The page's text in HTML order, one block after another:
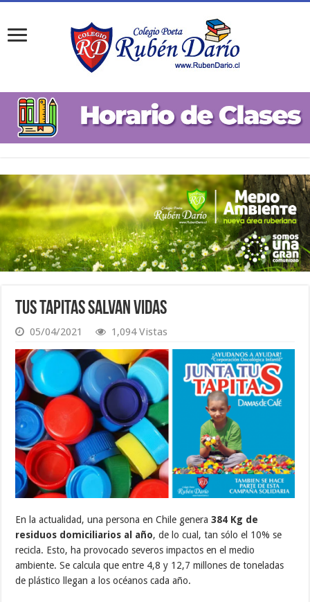
Tus Tapitas Salvan Vidas
05/04/2021 1,094 Vistas
En la actualidad, una persona en Chile genera384 Kg de
residuos domiciliarios al año, de lo cual, tan sólo el 10% se
recicla. Esto, ha provocado severos impactos en el medio
ambiente. Se calcula que entre 4,8 y 12,7 millones de toneladas
de plástico llegan a los océanos cada año.